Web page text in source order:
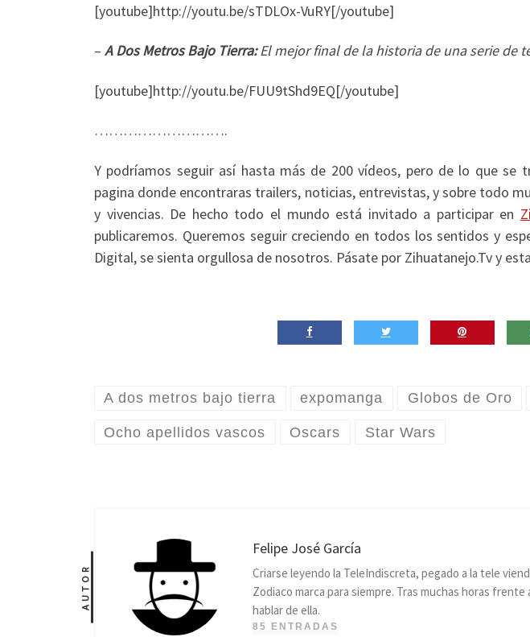
[youtube]http://youtu.be/sTDLOx-VuRY[/youtube]
– A Dos Metros Bajo Tierra:El mejor final de la historia de una serie de
[youtube]http://youtu.be/FUU9tShd9EQ[/youtube]
……………………….
Y podríamos seguir así hasta más de 200 vídeos, pero de lo que se
pagina donde encontraras trailers, noticias, entrevistas, y sobre todo
y vivencias. De hecho todo el mundo está invitado a participar en
publicaremos. Queremos seguir creciendo en todos los sentidos y
Digital, se sienta orgullosa de nosotros. Pásate por Zihuatanejo.Tv y
A dos metros bajo tierra expomanga Globos de Oro
Ocho apellidos vascos Oscars Star Wars
AUTOR
Felipe José García
Criarse leyendo la TeleIndiscreta, pegado a la tele
Zodiaco marca para siempre. Tras muchas horas frente
hablar de ella.
85 ENTRADAS